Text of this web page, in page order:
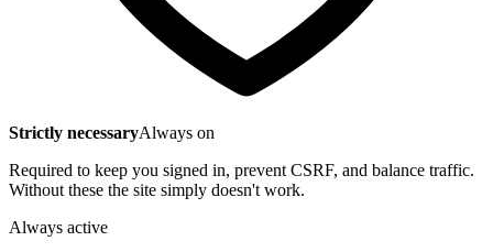
Strictly necessaryAlways on
Required to keep you signed in, prevent CSRF, and balance traffic.
Without these the site simply doesn't work.
Always active